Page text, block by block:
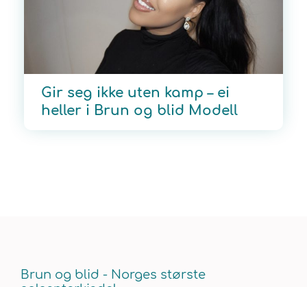
Gir seg ikke uten kamp – ei
heller i Brun og blid Modell
Brun og blid - Norges største